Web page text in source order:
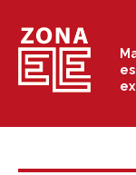
content